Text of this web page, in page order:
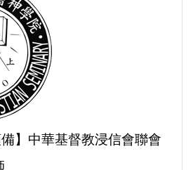
備】中華基督教浸信會聯會